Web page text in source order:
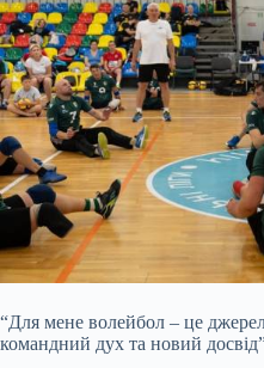
“Для мене волейбол – це
командний дух та новий